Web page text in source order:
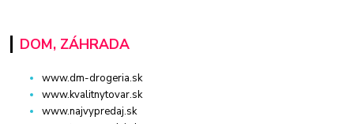
DOM, ZÁHRADA
www.dm-drogeria.sk
www.kvalitnytovar.sk
www.najvypredaj.sk